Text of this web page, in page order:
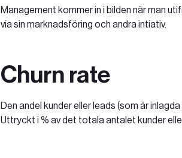
Management kommer in i bilden när man
via sin marknadsföring och andra intiativ.
Churn rate
Den andel kunder eller leads (som är
Uttryckt i % av det totala antalet kunder